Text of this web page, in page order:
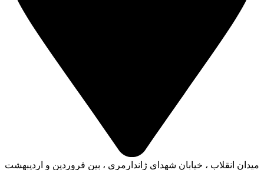
میدان انقلاب ، خیابان شهدای ژاندارمری ، بین فروردین و اردیبهشت